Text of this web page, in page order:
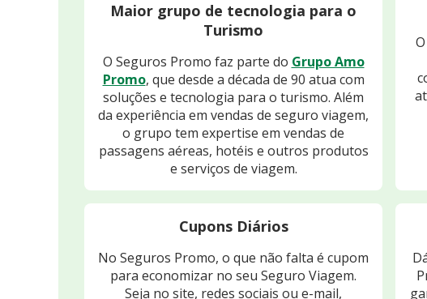
Maior grupo de tecnologia para o
Turismo
O Seguros Promo faz parte do Grupo Amo
Promo, que desde a década de 90 atua com
soluções e tecnologia para o turismo. Além
da experiência em vendas de seguro viagem,
o grupo tem expertise em vendas de
passagens aéreas, hotéis e outros produtos
e serviços de viagem.
Cupons Diários
No Seguros Promo, o que não falta é cupom
para economizar no seu Seguro Viagem.
Seja no site, redes sociais ou e-mail,